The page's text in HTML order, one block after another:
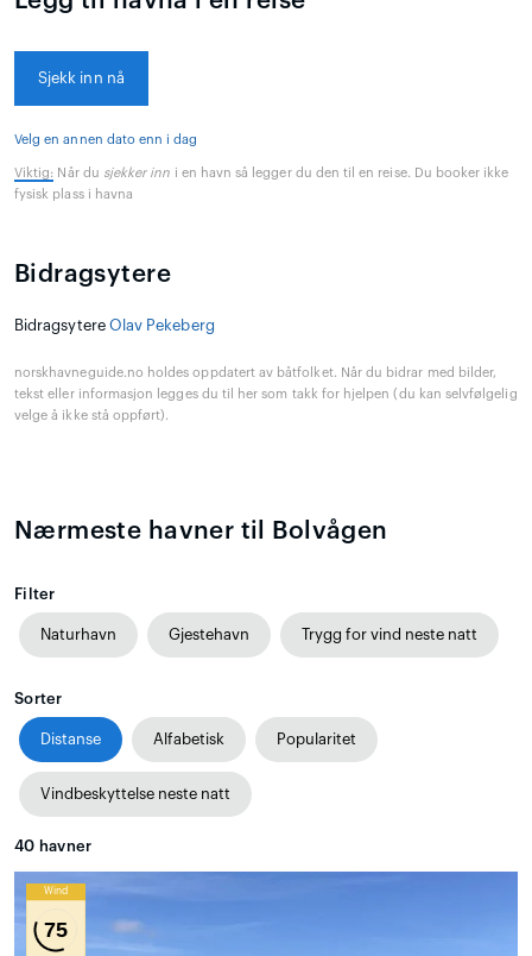
Sjekk inn nå
Velg en annen dato enn i dag
Viktig: Når du sjekker inn i en havn så legger du den til en reise. Du booker ikke
fysisk plass i havna
Bidragsytere
Bidragsytere Olav Pekeberg
norskhavneguide.no holdes oppdatert av båtfolket. Når du bidrar med bilder,
tekst eller informasjon legges du til her som takk for hjelpen (du kan selvfølgelig
velge å ikke stå oppført).
Nærmeste havner til Bolvågen
Filter
Naturhavn Gjestehavn Trygg for vind neste natt
Sorter
Distanse Alfabetisk Popularitet
Vindbeskyttelse neste natt
40 havner
Wind
75